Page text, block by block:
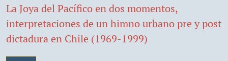
La Joya del Pacífico en dos momentos,
interpretaciones de un himno urbano pre y post
dictadura en Chile (1969-1999)